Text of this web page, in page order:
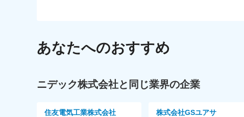
あなたへのおすすめ
ニデック株式会社と同じ業界の企業
住友電気工業株式会社 株式会社GSユアサ